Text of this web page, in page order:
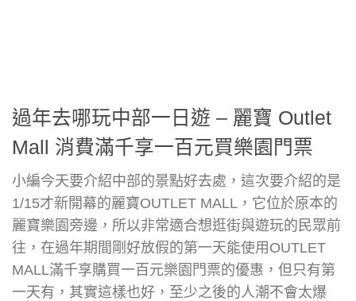
過年去哪玩中部一日遊 – 麗寶 Outlet
Mall 消費滿千享一百元買樂園門票
小編今天要介紹中部的景點好去處，這次要介紹的是
1/15才新開幕的麗寶OUTLET MALL，它位於原本的
麗寶樂園旁邊，所以非常適合想逛街與遊玩的民眾前
往，在過年期間剛好放假的第一天能使用OUTLET
MALL滿千享購買一百元樂園門票的優惠，但只有第
一天有，其實這樣也好，至少之後的人潮不會太爆